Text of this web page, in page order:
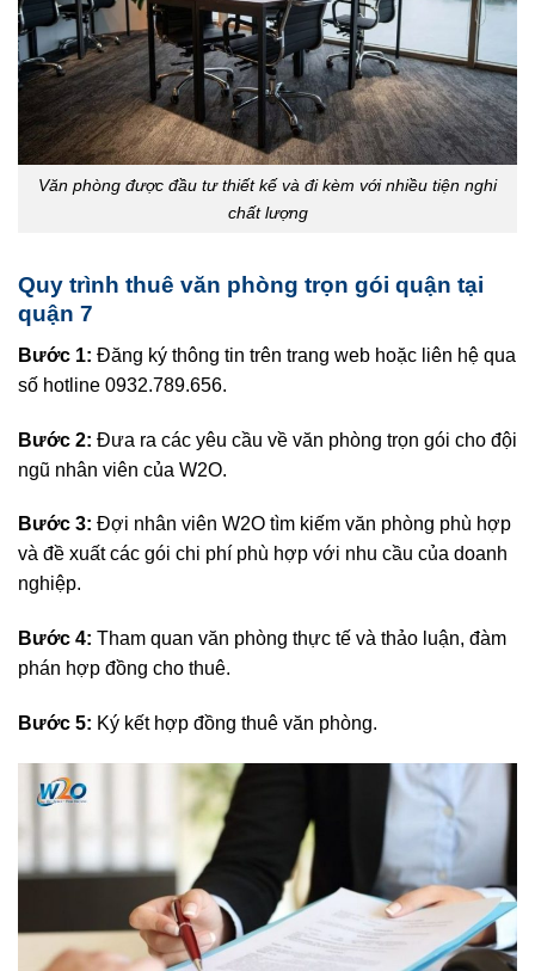
Văn phòng được đầu tư thiết kế và đi kèm với nhiều tiện nghi
chất lượng
Quy trình thuê văn phòng trọn gói quận tại
quận 7
Bước 1: Đăng ký thông tin trên trang web hoặc liên hệ qua
số hotline 0932.789.656.
Bước 2: Đưa ra các yêu cầu về văn phòng trọn gói cho đội
ngũ nhân viên của W2O.
Bước 3: Đợi nhân viên W2O tìm kiếm văn phòng phù hợp
và đề xuất các gói chi phí phù hợp với nhu cầu của doanh
nghiệp.
Bước 4: Tham quan văn phòng thực tế và thảo luận, đàm
phán hợp đồng cho thuê.
Bước 5: Ký kết hợp đồng thuê văn phòng.